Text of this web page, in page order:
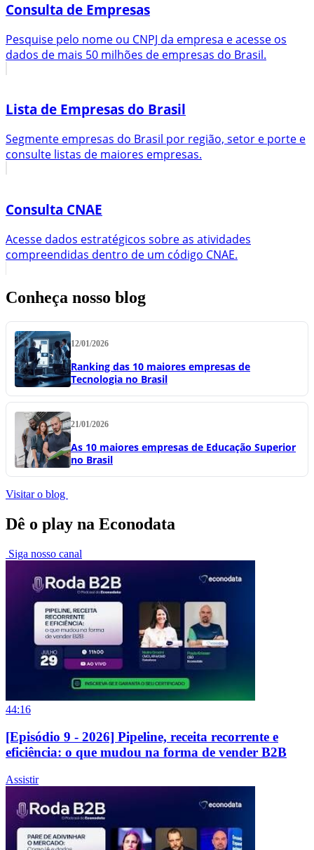
Consulta de Empresas
Pesquise pelo nome ou CNPJ da empresa e acesse os
dados de mais 50 milhões de empresas do Brasil.
Lista de Empresas do Brasil
Segmente empresas do Brasil por região, setor e porte e
consulte listas de maiores empresas.
Consulta CNAE
Acesse dados estratégicos sobre as atividades
compreendidas dentro de um código CNAE.
Conheça nosso blog
12/01/2026
Ranking das 10 maiores empresas de
Tecnologia no Brasil
21/01/2026
As 10 maiores empresas de Educação Superior
no Brasil
Visitar o blog
Dê o play na Econodata
Siga nosso canal
44:16
[Episódio 9 - 2026] Pipeline, receita recorrente e
eficiência: o que mudou na forma de vender B2B
Assistir